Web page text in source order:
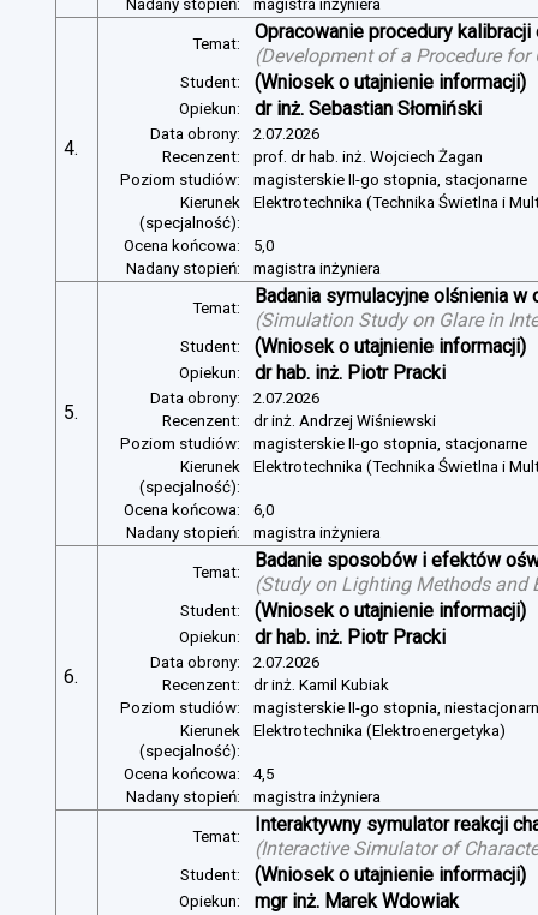
Nadany stopień:
magistra inżyniera
4.
Temat:
Opracowanie procedury
(Development of a Procedure for
Student: (Wniosek o utajnienie informacji)
Opiekun: dr inż. Sebastian Słomiński
Data obrony:
2.07.2026
Recenzent:
prof. dr hab. inż. Wojciech Żagan
Poziom studiów:
magisterskie II-go stopnia, stacjonarne
Kierunek
(specjalność):
Elektrotechnika (Technika Świetlna i
Ocena końcowa:
5,0
Nadany stopień:
magistra inżyniera
5.
Temat:
Badania symulacyjne olśnienia
(Simulation Study on Glare in
Student: (Wniosek o utajnienie informacji)
Opiekun: dr hab. inż. Piotr Pracki
Data obrony:
2.07.2026
Recenzent:
dr inż. Andrzej Wiśniewski
Poziom studiów:
magisterskie II-go stopnia, stacjonarne
Kierunek
(specjalność):
Elektrotechnika (Technika Świetlna i
Ocena końcowa:
6,0
Nadany stopień:
magistra inżyniera
6.
Temat:
Badanie sposobów i efektów
(Study on Lighting Methods and
Student: (Wniosek o utajnienie informacji)
Opiekun: dr hab. inż. Piotr Pracki
Data obrony:
2.07.2026
Recenzent:
dr inż. Kamil Kubiak
Poziom studiów:
magisterskie II-go stopnia,
Kierunek
(specjalność):
Elektrotechnika (Elektroenergetyka)
Ocena końcowa:
4,5
Nadany stopień:
magistra inżyniera
Temat:
Interaktywny symulator reakcji
(Interactive Simulator of
Student: (Wniosek o utajnienie informacji)
Opiekun: mgr inż. Marek Wdowiak